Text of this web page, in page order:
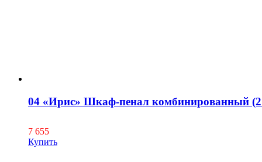
04 «Ирис» Шкаф-пенал комбинированный (2
7 655
Купить